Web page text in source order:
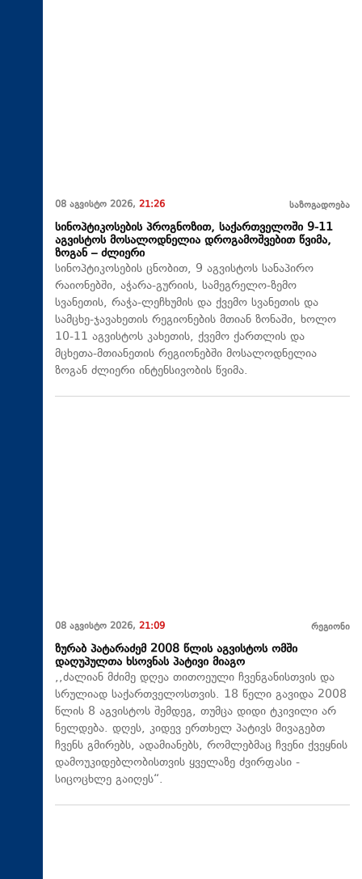
08 აგვისტო 2026, 21:26 საზოგადოება
სინოპტიკოსების პროგნოზით, საქართველოში 9-11
აგვისტოს მოსალოდნელია დროგამოშვებით წვიმა,
ზოგან – ძლიერი
სინოპტიკოსების ცნობით, 9 აგვისტოს სანაპირო
რაიონებში, აჭარა-გურიის, სამეგრელო-ზემო
სვანეთის, რაჭა-ლეჩხუმის და ქვემო სვანეთის და
სამცხე-ჯავახეთის რეგიონების მთიან ზონაში, ხოლო
10-11 აგვისტოს კახეთის, ქვემო ქართლის და
მცხეთა-მთიანეთის რეგიონებში მოსალოდნელია
ზოგან ძლიერი ინტენსივობის წვიმა.
08 აგვისტო 2026, 21:09 რეგიონი
ზურაბ პატარაძემ 2008 წლის აგვისტოს ომში
დაღუპულთა ხსოვნას პატივი მიაგო
,,ძალიან მძიმე დღეა თითოეული ჩვენგანისთვის და
სრულიად საქართველოსთვის. 18 წელი გავიდა 2008
წლის 8 აგვისტოს შემდეგ, თუმცა დიდი ტკივილი არ
ნელდება. დღეს, კიდევ ერთხელ პატივს მივაგებთ
ჩვენს გმირებს, ადამიანებს, რომლებმაც ჩვენი ქვეყნის
დამოუკიდებლობისთვის ყველაზე ძვირფასი -
სიცოცხლე გაიღეს“.